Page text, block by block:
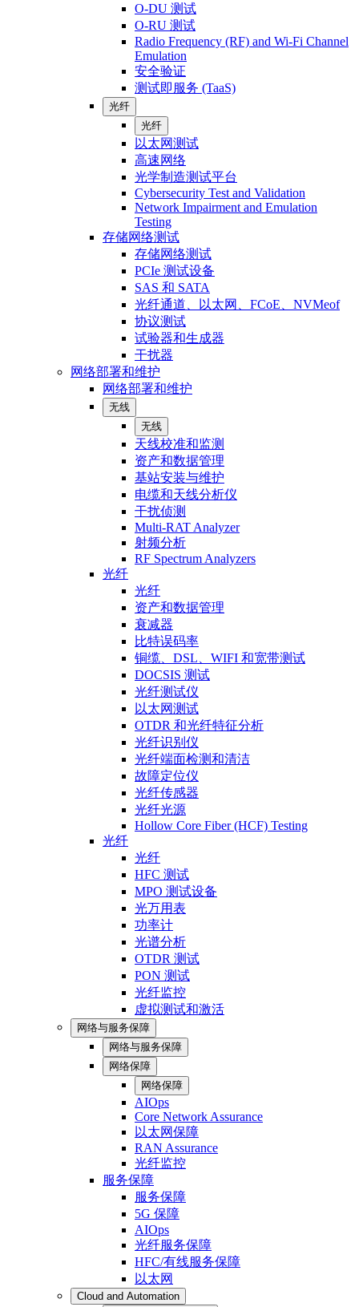
O-DU 测试
O-RU 测试
Radio Frequency (RF) and Wi-Fi Channel
Emulation
安全验证
测试即服务 (TaaS)
光纤
光纤
以太网测试
高速网络
光学制造测试平台
Cybersecurity Test and Validation
Network Impairment and Emulation
Testing
存储网络测试
存储网络测试
PCIe 测试设备
SAS 和 SATA
光纤通道、以太网、FCoE、NVMeof
协议测试
试验器和生成器
干扰器
网络部署和维护
网络部署和维护
无线
无线
天线校准和监测
资产和数据管理
基站安装与维护
电缆和天线分析仪
干扰侦测
Multi-RAT Analyzer
射频分析
RF Spectrum Analyzers
光纤
光纤
资产和数据管理
衰减器
比特误码率
铜缆、DSL、WIFI 和宽带测试
DOCSIS 测试
光纤测试仪
以太网测试
OTDR 和光纤特征分析
光纤识别仪
光纤端面检测和清洁
故障定位仪
光纤传感器
光纤光源
Hollow Core Fiber (HCF) Testing
光纤
光纤
HFC 测试
MPO 测试设备
光万用表
功率计
光谱分析
OTDR 测试
PON 测试
光纤监控
虚拟测试和激活
网络与服务保障
网络与服务保障
网络保障
网络保障
AIOps
Core Network Assurance
以太网保障
RAN Assurance
光纤监控
服务保障
服务保障
5G 保障
AIOps
光纤服务保障
HFC/有线服务保障
以太网
Cloud and Automation